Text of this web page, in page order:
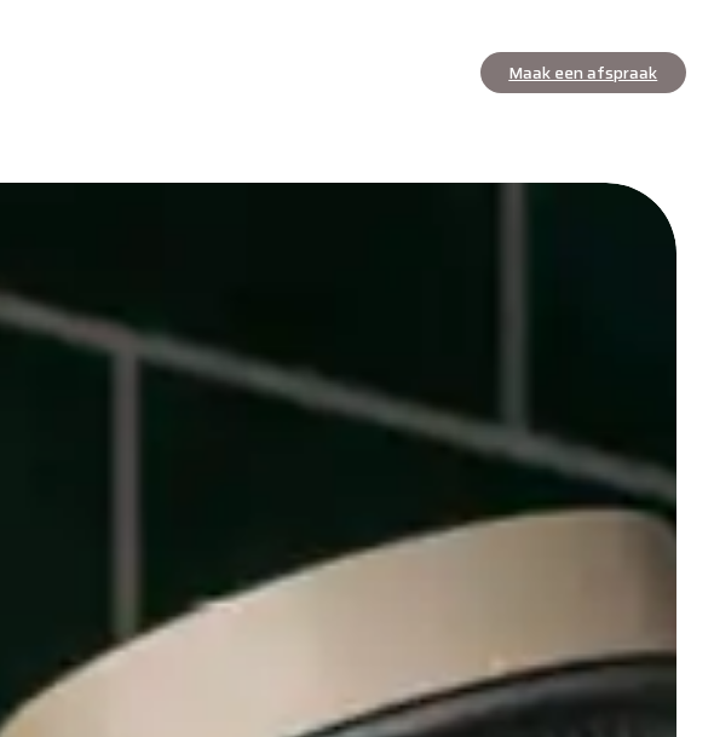
Maak een afspraak